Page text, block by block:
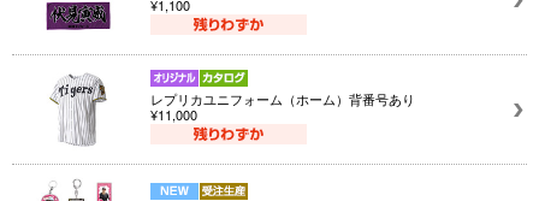
¥1,100
レプリカユニフォーム（ホーム）背番号あり
¥11,000